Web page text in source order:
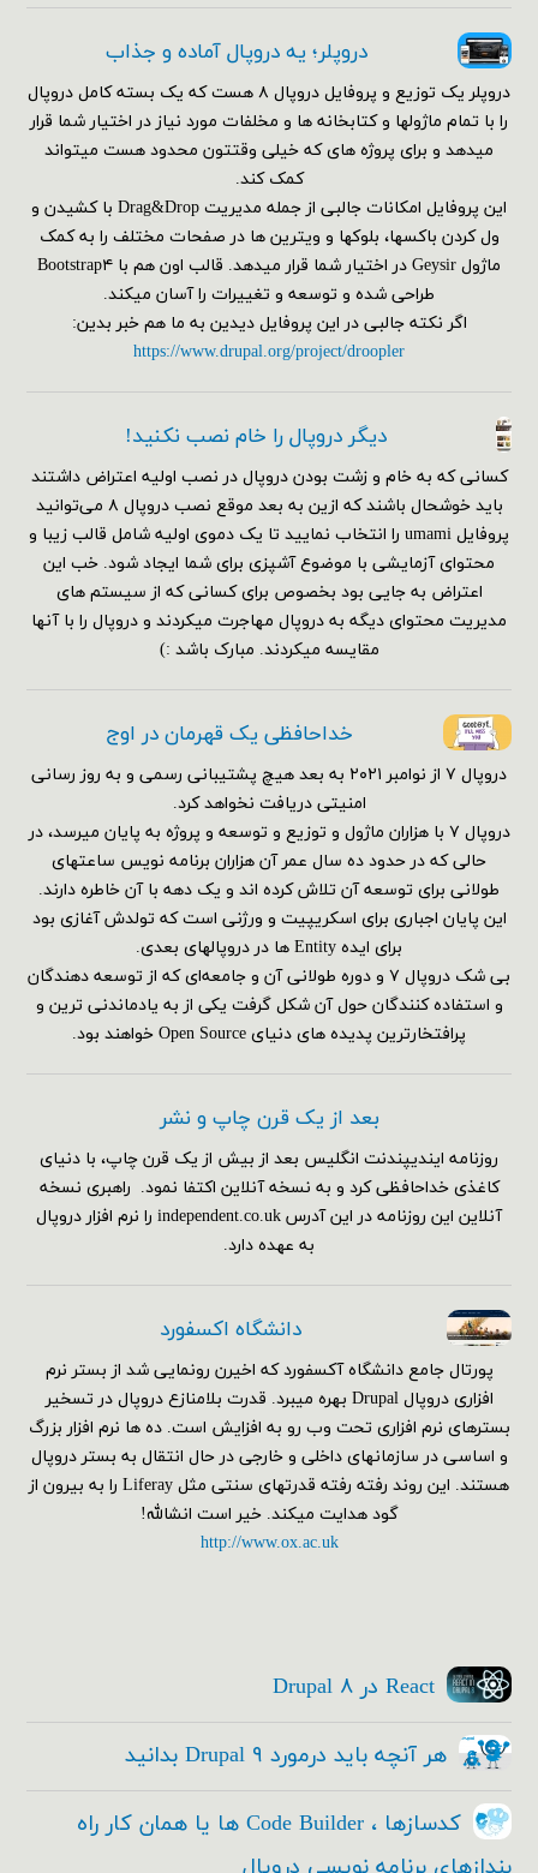
دروپلر؛ یه دروپال آماده و جذاب
دروپلر یک توزیع و پروفایل دروپال ۸ هست که یک بسته کامل دروپال
را با تمام ماژولها و کتابخانه ها و مخلفات مورد نیاز در اختیار شما قرار
میدهد و برای پروژه های که خیلی وقتتون محدود هست میتواند
کمک کند.
این پروفایل امکانات جالبی از جمله مدیریت Drag&Drop با کشیدن و
ول کردن باکسها، بلوکها و ویترین ها در صفحات مختلف را به کمک
ماژول Geysir در اختیار شما قرار میدهد. قالب اون هم با Bootstrap۴
طراحی شده و توسعه و تغییرات را آسان میکند.
اگر نکته جالبی در این پروفایل دیدین به ما هم خبر بدین:
https://www.drupal.org/project/droopler
دیگر دروپال را خام نصب نکنید!
کسانی که به خام و زشت بودن دروپال در نصب اولیه اعتراض داشتند
باید خوشحال باشند که ازین به بعد موقع نصب دروپال ۸ می‌توانید
پروفایل umami را انتخاب نمایید تا یک دموی اولیه شامل قالب زیبا و
محتوای آزمایشی با موضوع آشپزی برای شما ایجاد شود. خب این
اعتراض به جایی بود بخصوص برای کسانی که از سیستم های
مدیریت محتوای دیگه به دروپال مهاجرت میکردند و دروپال را با آنها
مقایسه میکردند. مبارک باشد :)
خداحافظی یک قهرمان در اوج
دروپال ۷ از نوامبر ۲۰۲۱ به بعد هیچ پشتیبانی رسمی و به روز رسانی
امنیتی دریافت نخواهد کرد.
دروپال ۷ با هزاران ماژول و توزیع و توسعه و پروژه به پایان میرسد، در
حالی که در حدود ده سال عمر آن هزاران برنامه نویس ساعتهای
طولانی برای توسعه آن تلاش کرده اند و یک دهه با آن خاطره دارند.
این پایان اجباری برای اسکریپیت و ورژنی است که تولدش آغازی بود
برای ایده Entity ها در دروپالهای بعدی.
بی شک دروپال ۷ و دوره طولانی آن و جامعه‌ای که از توسعه دهندگان
و استفاده کنندگان حول آن شکل گرفت یکی از به یادماندنی ترین و
پرافتخارترین پدیده های دنیای Open Source خواهند بود.
بعد از یک قرن چاپ و نشر
روزنامه ایندیپندنت انگلیس بعد از بیش از یک قرن چاپ، با دنیای
کاغذی خداحافظی کرد و به نسخه آنلاین اکتفا نمود. راهبری نسخه
آنلاین این روزنامه در این آدرس independent.co.uk را نرم افزار دروپال
به عهده دارد.
دانشگاه اکسفورد
پورتال جامع دانشگاه آکسفورد که اخیرن رونمایی شد از بستر نرم
افزاری دروپال Drupal بهره میبرد. قدرت بلامنازع دروپال در تسخیر
بسترهای نرم افزاری تحت وب رو به افزایش است. ده ها نرم افزار بزرگ
و اساسی در سازمانهای داخلی و خارجی در حال انتقال به بستر دروپال
هستند. این روند رفته رفته قدرتهای سنتی مثل Liferay را به بیرون از
گود هدایت میکند. خیر است انشالله!
http://www.ox.ac.uk
React در Drupal ۸
هر آنچه باید درمورد Drupal ۹ بدانید
کدسازها ، Code Builder ها یا همان کار راه